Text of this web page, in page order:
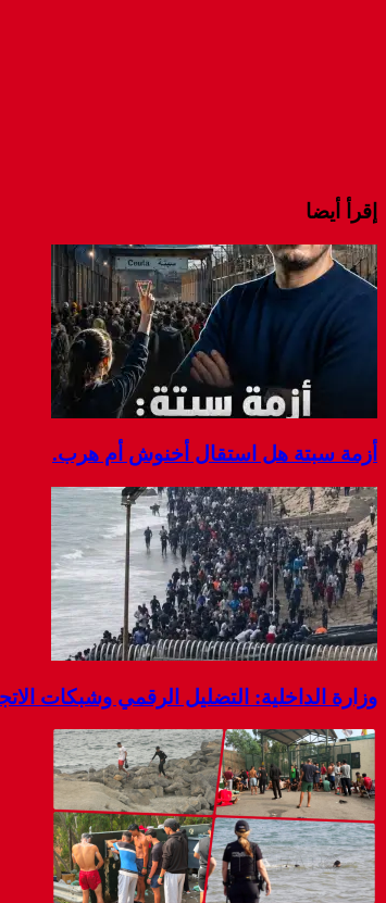
إقرأ أيضا
أزمة سبتة هل استقال أخنوش أم هرب.
وزارة الداخلية: التضليل الرقمي وشبكات